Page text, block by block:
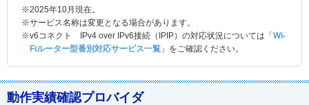
※2025年10月現在。
※サービス名称は変更となる場合があります。
※v6コネクト IPv4 over IPv6接続（IPIP）の対応状況については「 Wi-
Fiルーター型番別対応サービス一覧 」をご確認ください。
動作実績確認プロバイダ